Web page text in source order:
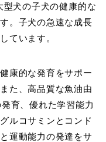
犬の子犬の健康的な
。子犬の急速な成長
ています。
康的な発育をサポー
た、高品質な魚油由
育、優れた学習能力
ルコサミンとコンド
運動能力の発達をサ